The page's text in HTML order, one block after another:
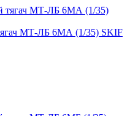
МТ-ЛБ 6МА (1/35) SKIF